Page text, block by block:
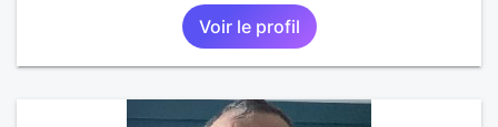
Voir le profil